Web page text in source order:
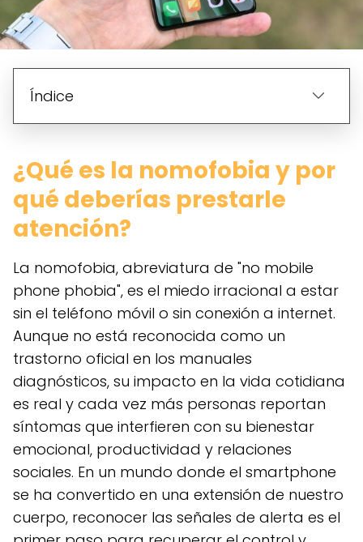
Índice
¿Qué es la nomofobia y por
qué deberías prestarle
atención?
La nomofobia, abreviatura de "no mobile
phone phobia", es el miedo irracional a estar
sin el teléfono móvil o sin conexión a internet.
Aunque no está reconocida como un
trastorno oficial en los manuales
diagnósticos, su impacto en la vida cotidiana
es real y cada vez más personas reportan
síntomas que interfieren con su bienestar
emocional, productividad y relaciones
sociales. En un mundo donde el smartphone
se ha convertido en una extensión de nuestro
cuerpo, reconocer las señales de alerta es el